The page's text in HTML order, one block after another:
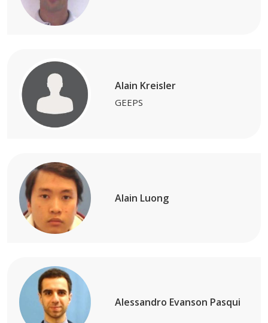
Alain Kreisler
GEEPS
Alain Luong
Alessandro Evanson Pasqui